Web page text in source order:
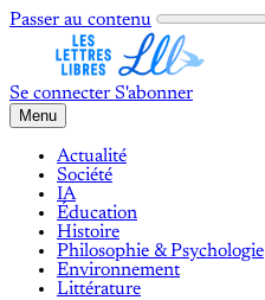
Passer au contenu
Se connecter S'abonner
Menu
Actualité
Société
IA
Éducation
Histoire
Philosophie & Psychologie
Environnement
Littérature